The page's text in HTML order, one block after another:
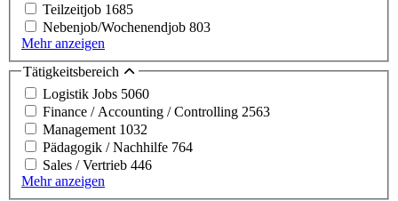
Teilzeitjob 1685
Nebenjob/Wochenendjob 803
Mehr anzeigen
Tätigkeitsbereich
Logistik Jobs 5060
Finance / Accounting / Controlling 2563
Management 1032
Pädagogik / Nachhilfe 764
Sales / Vertrieb 446
Mehr anzeigen